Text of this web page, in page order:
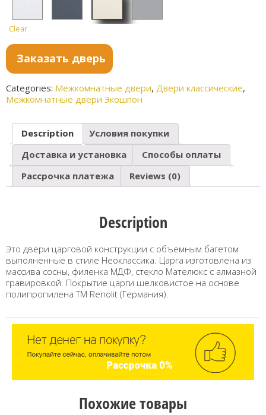
Аляска
лия
Сатин
ат
Clear
Заказать дверь
Categories: Межкомнатные двери, Двери классические,
Межкомнатные двери Экошпон
Description
Условия покупки
Доставка и установка
Способы оплаты
Рассрочка платежа
Reviews (0)
Description
Это двери царговой конструкции с объемным багетом
выполненные в стиле Неоклассика. Царга изготовлена из
массива сосны, филенка МДФ, стекло Мателюкс с алмазной
гравировкой. Покрытие царги шелковистое на основе
полипропилена TM Renolit (Германия).
Похожие товары